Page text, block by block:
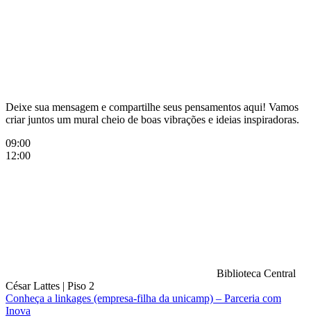
Deixe sua mensagem e compartilhe seus pensamentos aqui! Vamos
criar juntos um mural cheio de boas vibrações e ideias inspiradoras.
09:00
12:00
Biblioteca Central
César Lattes | Piso 2
Conheça a linkages (empresa-filha da unicamp) – Parceria com
Inova